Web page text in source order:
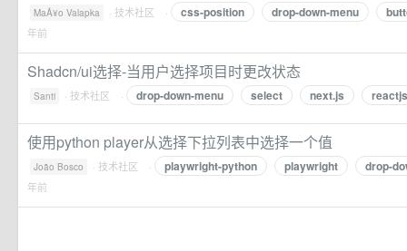
MaÅ¥o Valapka · 技术社区 · css-position drop-down-menu
年前
Shadcn/ui选择-当用户选择项目时更改状态
Santi · 技术社区 · drop-down-menu select next.js reactjs
使用python player从选择下拉列表中选择一个值
João Bosco · 技术社区 · playwright-python playwright drop-
年前